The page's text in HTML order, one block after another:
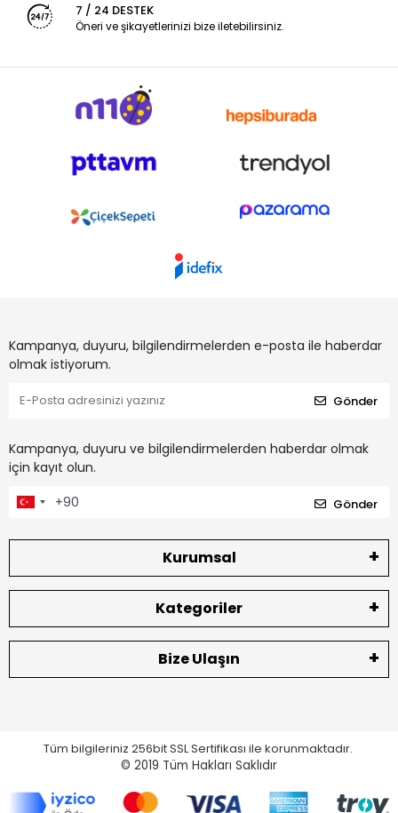
7 / 24 DESTEK
Öneri ve şikayetlerinizi bize iletebilirsiniz.
Kampanya, duyuru, bilgilendirmelerden e-posta ile haberdar
olmak istiyorum.
Gönder
Kampanya, duyuru ve bilgilendirmelerden haberdar olmak
için kayıt olun.
Gönder
Kurumsal
Kategoriler
Bize Ulaşın
Tüm bilgileriniz 256bit SSL Sertifikası ile korunmaktadır.
© 2019 Tüm Hakları Saklıdır